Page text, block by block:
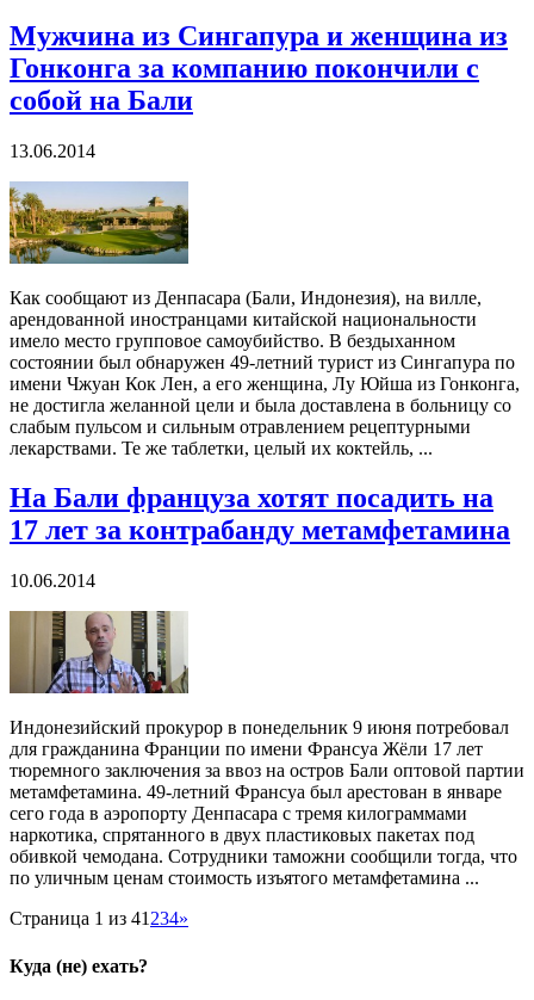
Мужчина из Сингапура и женщина из
Гонконга за компанию покончили с
собой на Бали
13.06.2014
Как сообщают из Денпасара (Бали, Индонезия), на вилле,
арендованной иностранцами китайской национальности
имело место групповое самоубийство. В бездыханном
состоянии был обнаружен 49-летний турист из Сингапура по
имени Чжуан Кок Лен, а его женщина, Лу Юйша из Гонконга,
не достигла желанной цели и была доставлена в больницу со
слабым пульсом и сильным отравлением рецептурными
лекарствами. Те же таблетки, целый их коктейль, ...
На Бали француза хотят посадить на
17 лет за контрабанду метамфетамина
10.06.2014
Индонезийский прокурор в понедельник 9 июня потребовал
для гражданина Франции по имени Франсуа Жёли 17 лет
тюремного заключения за ввоз на остров Бали оптовой партии
метамфетамина. 49-летний Франсуа был арестован в январе
сего года в аэропорту Денпасара с тремя килограммами
наркотика, спрятанного в двух пластиковых пакетах под
обивкой чемодана. Сотрудники таможни сообщили тогда, что
по уличным ценам стоимость изъятого метамфетамина ...
Страница 1 из 41 234»
Куда (не) ехать?